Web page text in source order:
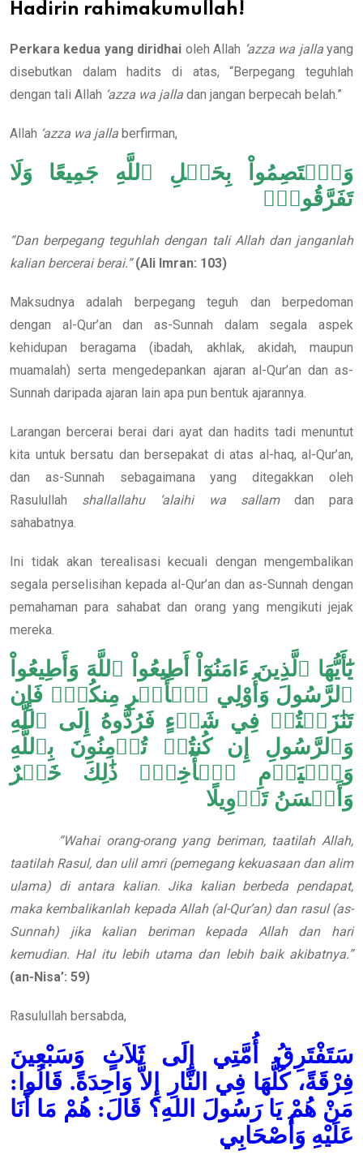
Hadirin rahimakumullah!
Perkara kedua yang diridhai oleh Allah ‘azza wa jallayang
disebutkan dalam hadits di atas, “Berpegang teguhlah
dengan tali Allah ‘azza wa jalla dan jangan berpecah belah.”
Allah ‘azza wa jalla berfirman,
وَٱعۡتَصِمُواْ بِحَبۡلِ ٱللَّهِ جَمِيعًا وَلَا
تَفَرَّقُواْۚ
“Dan berpegang teguhlah dengan tali Allah dan janganlah
kalian bercerai berai.”(Ali Imran: 103)
Maksudnya adalah berpegang teguh dan berpedoman
dengan al-Qur’an dan as-Sunnah dalam segala aspek
kehidupan beragama (ibadah, akhlak, akidah, maupun
muamalah) serta mengedepankan ajaran al-Qur’an dan as-
Sunnah daripada ajaran lain apa pun bentuk ajarannya.
Larangan bercerai berai dari ayat dan hadits tadi menuntut
kita untuk bersatu dan bersepakat di atas al-haq, al-Qur’an,
dan as-Sunnah sebagaimana yang ditegakkan oleh
Rasulullah shallallahu ‘alaihi wa sallamdan para
sahabatnya.
Ini tidak akan terealisasi kecuali dengan mengembalikan
segala perselisihan kepada al-Qur’an dan as-Sunnah dengan
pemahaman para sahabat dan orang yang mengikuti jejak
mereka.
يَٰٓأَيُّهَا ٱلَّذِينَ ءَامَنُوٓاْ أَطِيعُواْ ٱللَّهَ وَأَطِيعُواْ
ٱلرَّسُولَ وَأُوْلِي ٱلۡأَمۡرِ مِنكُمۡۖ فَإِن
تَنَٰزَعۡتُمۡ فِي شَيۡءٍ فَرُدُّوهُ إِلَى ٱللَّهِ
وَٱلرَّسُولِ إِن كُنتُمۡ تُؤۡمِنُونَ بِٱللَّهِ
وَٱلۡيَوۡمِ ٱلۡأٓخِرِۚ ذَٰلِكَ خَيۡرٌ
وَأَحۡسَنُ تَأۡوِيلًا
“Wahai orang-orang yang beriman, taatilah Allah,
taatilah Rasul, dan ulil amri (pemegang kekuasaan dan alim
ulama) di antara kalian. Jika kalian berbeda pendapat,
maka kembalikanlah kepada Allah (al-Qur’an) dan rasul (as-
Sunnah) jika kalian beriman kepada Allah dan hari
kemudian. Hal itu lebih utama dan lebih baik akibatnya.”
(an-Nisa’: 59)
Rasulullah bersabda,
سَتَفْتَرِقُ أُمَّتِي إِلَى ثَلاَثٍ وَسَبْعِينَ
فِرْقَةً، كُلُّهَا فِي النَّارِ إِلاَّ وَاحِدَةً. قَالُوا:
مَنْ هُمْ يَا رَسُولَ اللهِ؟ قَالَ: هُمْ مَا أَنَا
عَلَيْهِ وَأَصْحَابِي